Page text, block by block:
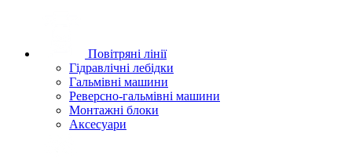
Повітряні лінії
Гідравлічні лебідки
Гальмівні машини
Реверсно-гальмівні машини
Монтажні блоки
Аксесуари